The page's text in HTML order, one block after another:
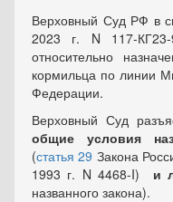
Верховный Суд РФ в
2023 г. N 117-
относительно
кормильца по линии
Федерации.
Верховный Суд
общие условия
(статья 29 Закона
1993 г. N 4468-I) и
названного закона).